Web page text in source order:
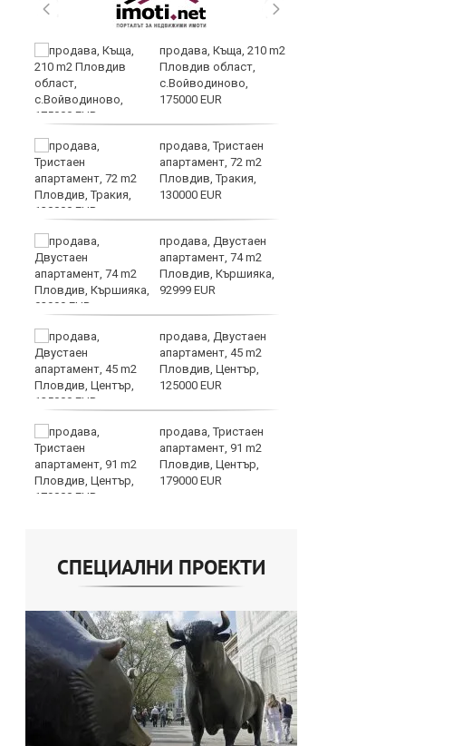
продава, Къща, 210 m2
Пловдив област,
с.Войводиново,
175000 EUR
продава, Тристаен
апартамент, 72 m2
Пловдив, Тракия,
130000 EUR
продава, Двустаен
апартамент, 74 m2
Пловдив, Кършияка,
92999 EUR
продава, Двустаен
апартамент, 45 m2
Пловдив, Център,
125000 EUR
продава, Тристаен
апартамент, 91 m2
Пловдив, Център,
179000 EUR
СПЕЦИАЛНИ ПРОЕКТИ